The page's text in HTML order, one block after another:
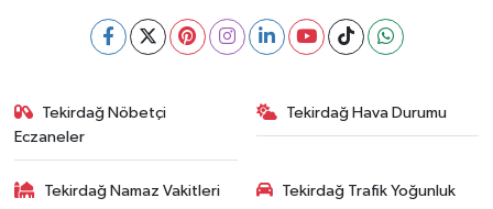
Tekirdağ Nöbetçi
Eczaneler
Tekirdağ Hava Durumu
Tekirdağ Namaz Vakitleri
Tekirdağ Trafik Yoğunluk